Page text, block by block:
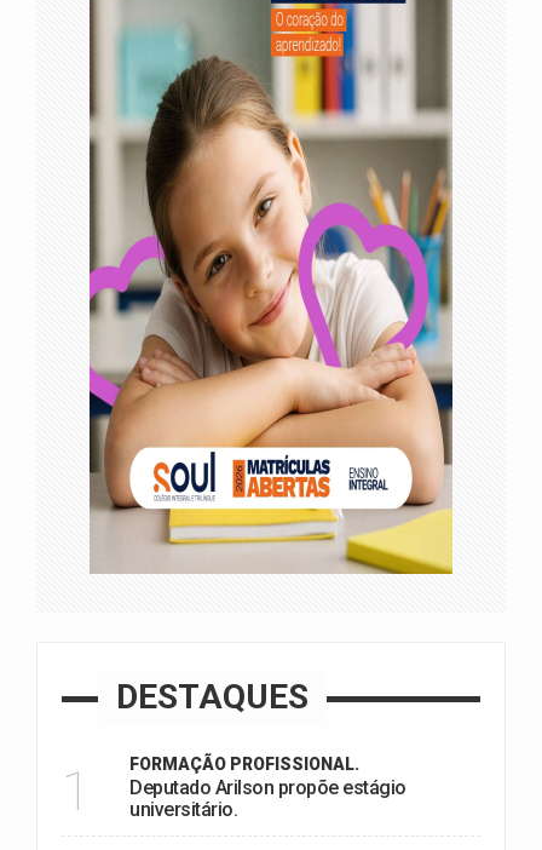
DESTAQUES
1 FORMAÇÃO PROFISSIONAL.
Deputado Arilson propõe estágio
universitário.